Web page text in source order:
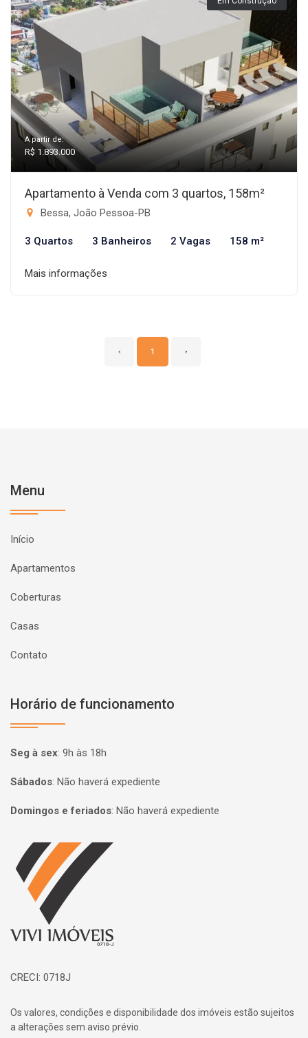
A partir de:
R$ 1.893.000
Apartamento à Venda com 3 quartos, 158m²
Bessa, João Pessoa-PB
3 Quartos 3 Banheiros 2 Vagas 158 m²
Mais informações
‹ 1 ›
Menu
Início
Apartamentos
Coberturas
Casas
Contato
Horário de funcionamento
Seg à sex: 9h às 18h
Sábados: Não haverá expediente
Domingos e feriados: Não haverá expediente
Página inicial
CRECI: 0718J
Os valores, condições e disponibilidade dos imóveis estão sujeitos
a alterações sem aviso prévio.